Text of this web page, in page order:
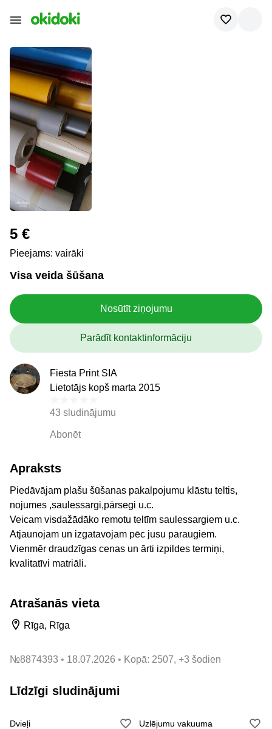
5 €
Pieejams: vairāki
Visa veida šūšana
Nosūtīt ziņojumu
Parādīt kontaktinformāciju
Fiesta Print SIA
Lietotājs kopš marta 2015
43 sludinājumu
Abonēt
Apraksts
Piedāvājam plašu šūšanas pakalpojumu klāstu teltis,
nojumes ,saulessargi,pārsegi u.c.
Veicam visdažādāko remotu teltīm saulessargiem u.c.
Atjaunojam un izgatavojam pēc jusu paraugiem.
Vienmēr draudzīgas cenas un ārti izpildes termiņi,
kvalitatīvi matriāli.
Atrašanās vieta
Rīga, Rīga
№8874393 18.07.2026 Kopā: 2507, +3 šodien
Līdzīgi sludinājumi
Dvieļi
Uzlējumu vakuuma